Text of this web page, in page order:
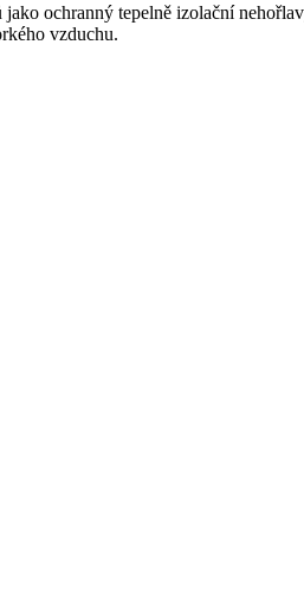
ochranný tepelně izolační
vzduchu.